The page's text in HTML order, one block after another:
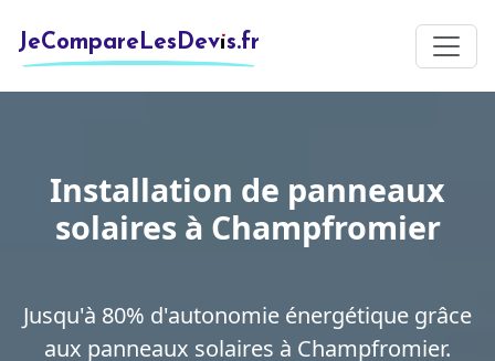
JeCompareLesDevis.fr
Installation de panneaux
solaires à Champfromier
Jusqu'à 80% d'autonomie énergétique grâce
aux panneaux solaires à Champfromier.